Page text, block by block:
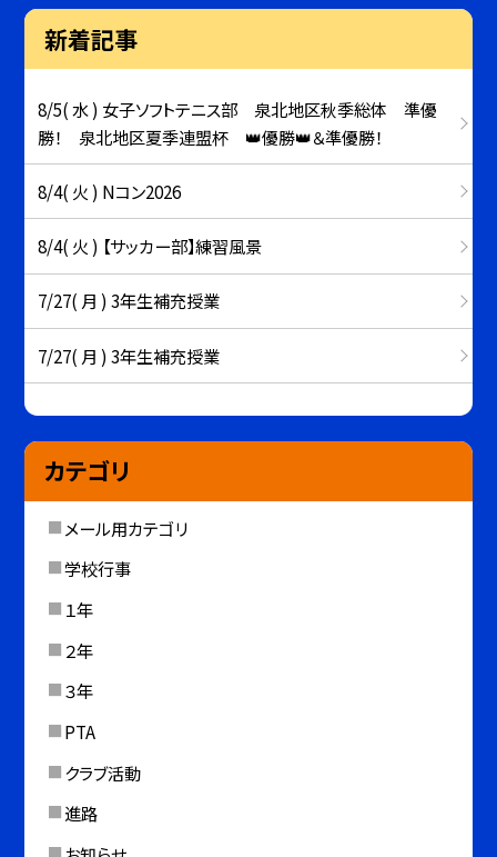
新着記事
8/5( 水 ) 女子ソフトテニス部 泉北地区秋季総体 準優
勝！ 泉北地区夏季連盟杯 👑優勝👑＆準優勝！
8/4( 火 ) Nコン2026
8/4( 火 ) 【サッカー部】練習風景
7/27( 月 ) 3年生補充授業
7/27( 月 ) 3年生補充授業
カテゴリ
メール用カテゴリ
学校行事
１年
２年
３年
PTA
クラブ活動
進路